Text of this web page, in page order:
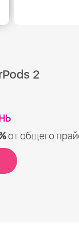
2
от общего